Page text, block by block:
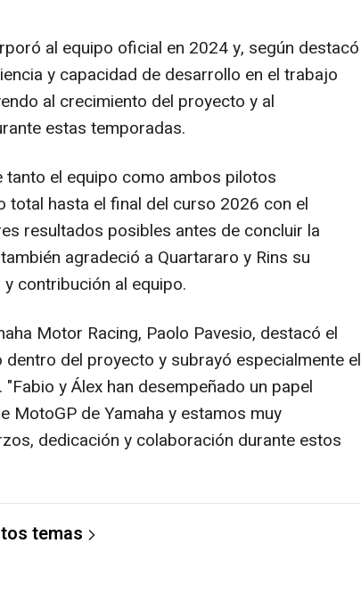
al equipo oficial en 2024 y, según destacó
y capacidad de desarrollo en el trabajo
al crecimiento del proyecto y al
estas temporadas.
el equipo como ambos pilotos
total hasta el final del curso 2026 con el
resultados posibles antes de concluir la
agradeció a Quartararo y Rins su
contribución al equipo.
Motor Racing, Paolo Pavesio, destacó el
del proyecto y subrayó especialmente el
y Álex han desempeñado un papel
MotoGP de Yamaha y estamos muy
dedicación y colaboración durante estos
temas